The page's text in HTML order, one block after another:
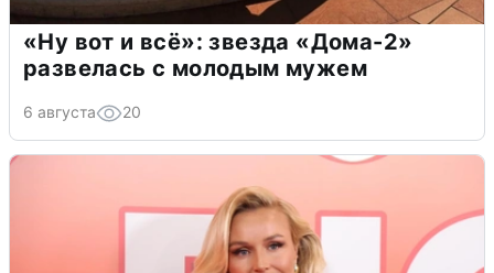
«Ну вот и всё»: звезда «Дома-2»
развелась с молодым мужем
6 августа 20